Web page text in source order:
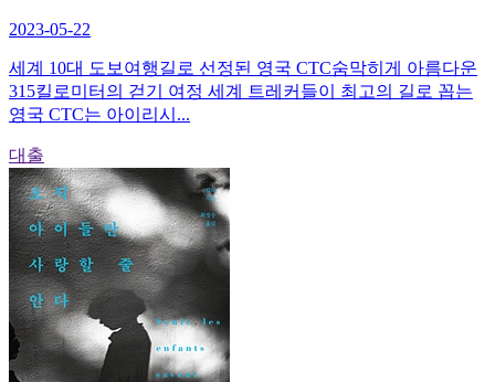
2023-05-22
세계 10대 도보여행길로 선정된 영국 CTC숨막히게 아름다운
315킬로미터의 걷기 여정 세계 트레커들이 최고의 길로 꼽는
영국 CTC는 아이리시...
대출